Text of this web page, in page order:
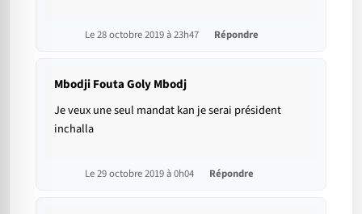
Le 28 octobre 2019 à 23h47 Répondre
Mbodji Fouta Goly Mbodj
Je veux une seul mandat kan je serai président
inchalla
Le 29 octobre 2019 à 0h04 Répondre